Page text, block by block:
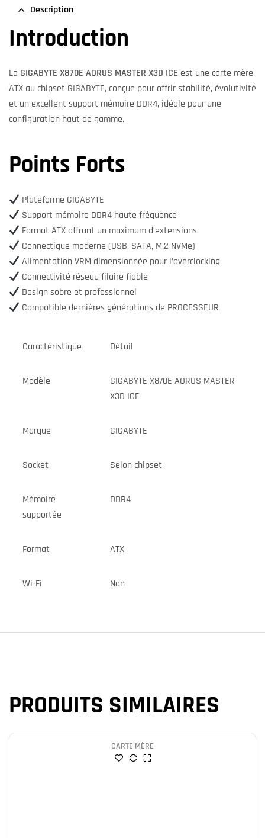
Description
Introduction
La GIGABYTE X870E AORUS MASTER X3D ICE est une carte mère
ATX au chipset GIGABYTE, conçue pour offrir stabilité, évolutivité
et un excellent support mémoire DDR4, idéale pour une
configuration haut de gamme.
Points Forts
Plateforme GIGABYTE
Support mémoire DDR4 haute fréquence
Format ATX offrant un maximum d’extensions
Connectique moderne (USB, SATA, M.2 NVMe)
Alimentation VRM dimensionnée pour l’overclocking
Connectivité réseau filaire fiable
Design sobre et professionnel
Compatible dernières générations de PROCESSEUR
Caractéristique Détail
Modèle
GIGABYTE X870E AORUS MASTER
X3D ICE
Marque GIGABYTE
Socket Selon chipset
Mémoire
supportée
DDR4
Format ATX
Wi-Fi Non
PRODUITS SIMILAIRES
CARTE MÈRE